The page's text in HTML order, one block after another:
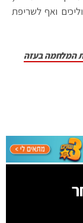
ואף לשריפת
המלחמה בעזה